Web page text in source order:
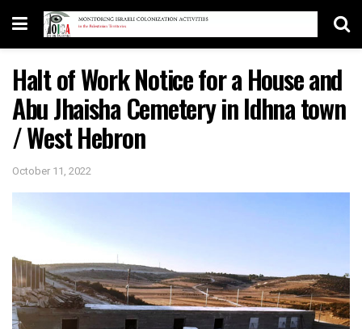
Halt of Work Notice for a House and
Abu Jhaisha Cemetery in Idhna town
/ West Hebron
October 11, 2022